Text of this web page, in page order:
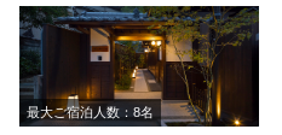
最大ご宿泊人数：8名